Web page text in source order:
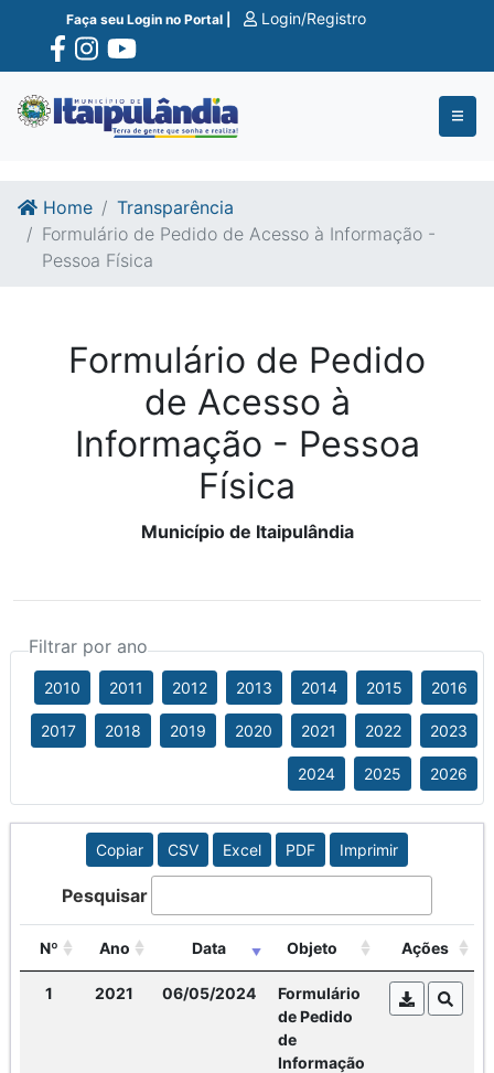
Ir para o conte�do
Ir para o fim do conte�do
Faça seu Login no Portal | Login/Registro
Home
Transparência
Formulário de Pedido de Acesso à Informação -
Pessoa Física
Formulário de Pedido
de Acesso à
Informação - Pessoa
Física
Município de Itaipulândia
Filtrar por ano
2010 2011 2012 2013 2014 2015 2016
2017 2018 2019 2020 2021 2022 2023
2024 2025 2026
Copiar CSV Excel PDF Imprimir
Pesquisar
Nº Ano Data Objeto Ações
1 2021 06/05/2024
Formulário
de Pedido
de
Informação